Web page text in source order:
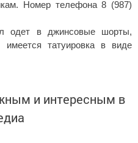
Номер телефона 8 (987)
одет в джинсовые шорты,
татуировка в виде
и интересным в